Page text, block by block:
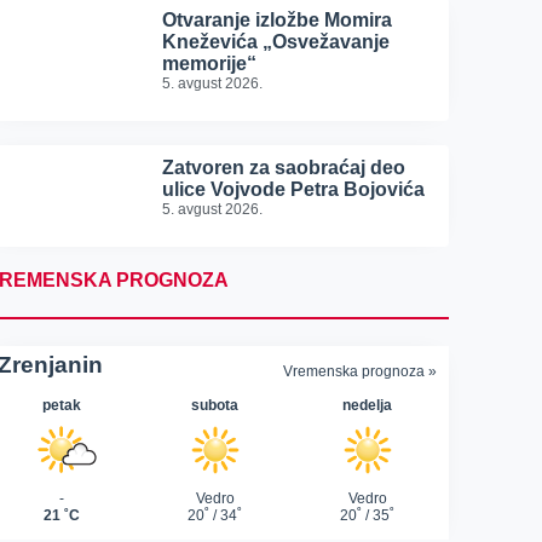
Otvaranje izložbe Momira
Kneževića „Osvežavanje
memorije“
5. avgust 2026.
Zatvoren za saobraćaj deo
ulice Vojvode Petra Bojovića
5. avgust 2026.
PROGNOZA